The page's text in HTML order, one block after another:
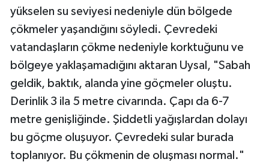
yükselen su seviyesi nedeniyle dün bölgede
çökmeler yaşandığını söyledi. Çevredeki
vatandaşların çökme nedeniyle korktuğunu ve
bölgeye yaklaşamadığını aktaran Uysal, "Sabah
geldik, baktık, alanda yine göçmeler oluştu.
Derinlik 3 ila 5 metre civarında. Çapı da 6-7
metre genişliğinde. Şiddetli yağışlardan dolayı
bu göçme oluşuyor. Çevredeki sular burada
toplanıyor. Bu çökmenin de oluşması normal."